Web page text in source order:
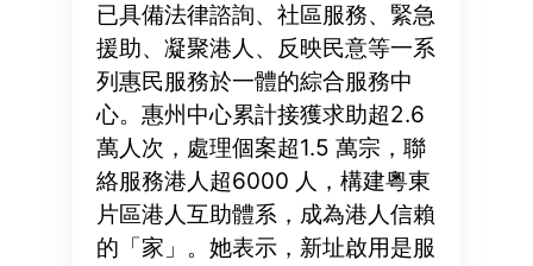
已具備法律諮詢、社區服務、緊急
援助、凝聚港人、反映民意等一系
列惠民服務於一體的綜合服務中
心。惠州中心累計接獲求助超2.6
萬人次，處理個案超1.5 萬宗，聯
絡服務港人超6000 人，構建粵東
片區港人互助體系，成為港人信賴
的「家」。她表示，新址啟用是服